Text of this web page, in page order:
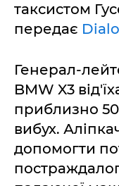
таксистом
передає
Генерал-
BMW X3
приблизно
вибух.
допомогти